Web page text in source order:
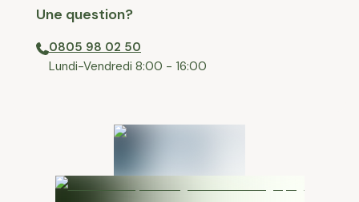
Une question?
0805 98 02 50
⁠Lundi-Vendredi 8:00 - 16:00